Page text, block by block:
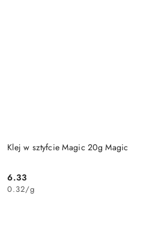
Klej w sztyfcie Magic 20g Magic
Cena:
6.33
0.32/g